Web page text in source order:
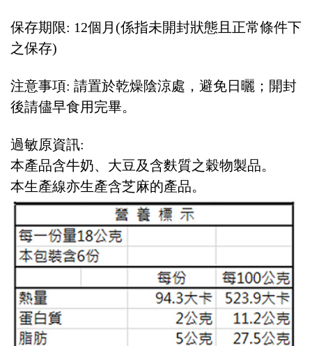
保存期限: 12個月(係指未開封狀態且正常條件下
之保存)
注意事項: 請置於乾燥陰涼處，避免日曬；開封
後請儘早食用完畢。
過敏原資訊:
本產品含牛奶、大豆及含麩質之穀物製品。
本生產線亦生產含芝麻的產品。